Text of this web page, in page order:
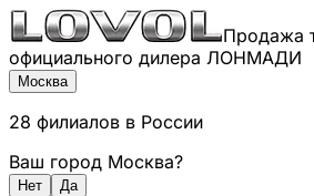
Продажа
официального дилера ЛОНМАДИ
Москва
28 филиалов в России
Ваш город Москва?
Нет Да